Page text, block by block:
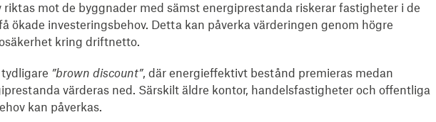
mot de byggnader med sämst energiprestanda riskerar fastigheter i de
ökade investeringsbehov. Detta kan påverka värderingen genom högre
kring driftnetto.
”brown discount”, där energieffektivt bestånd premieras medan
värderas ned. Särskilt äldre kontor, handelsfastigheter och offentliga
kan påverkas.